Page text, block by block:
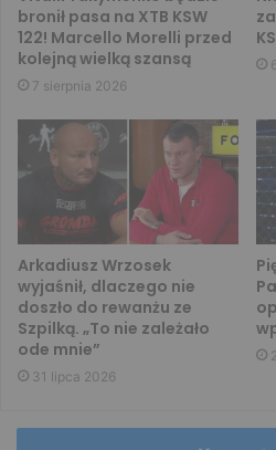
bronił pasa na XTB KSW
122! Marcello Morelli przed
kolejną wielką szansą
7 sierpnia 2026
Arkadiusz Wrzosek
wyjaśnił, dlaczego nie
doszło do rewanżu ze
Szpilką. „To nie zależało
ode mnie”
31 lipca 2026